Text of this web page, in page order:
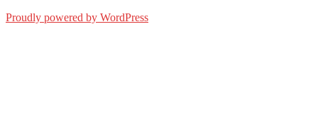
Proudly powered by WordPress